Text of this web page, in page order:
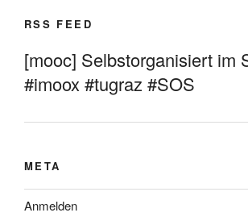
RSS FEED
[mooc] Selbstorganisiert im
#imoox #tugraz #SOS
META
Anmelden